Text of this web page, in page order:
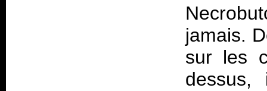
jamais.
sur les